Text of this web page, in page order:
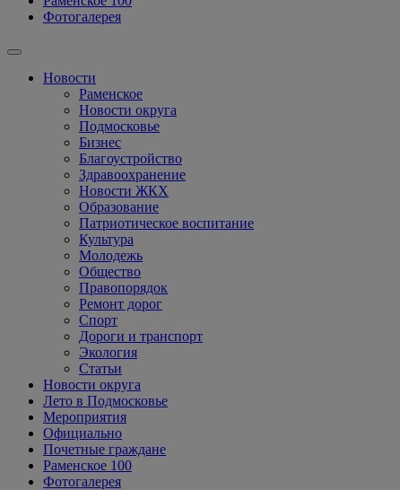
Фотогалерея
Новости
Раменское
Новости округа
Подмосковье
Бизнес
Благоустройство
Здравоохранение
Новости ЖКХ
Образование
Патриотическое воспитание
Культура
Молодежь
Общество
Правопорядок
Ремонт дорог
Спорт
Дороги и транспорт
Экология
Статьи
Новости округа
Лето в Подмосковье
Мероприятия
Официально
Почетные граждане
Раменское 100
Фотогалерея